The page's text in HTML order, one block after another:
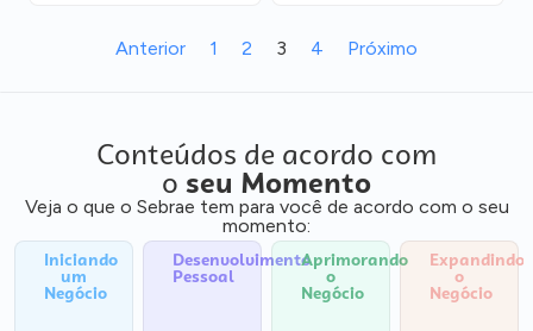
Anterior 1 2 3 4 Próximo
Conteúdos de acordo com
o seu Momento
Veja o que o Sebrae tem para você de acordo com o seu
momento:
Iniciando
um
Negócio
Desenvolvimento
Pessoal
Aprimorando
o
Negócio
Expandindo
o
Negócio